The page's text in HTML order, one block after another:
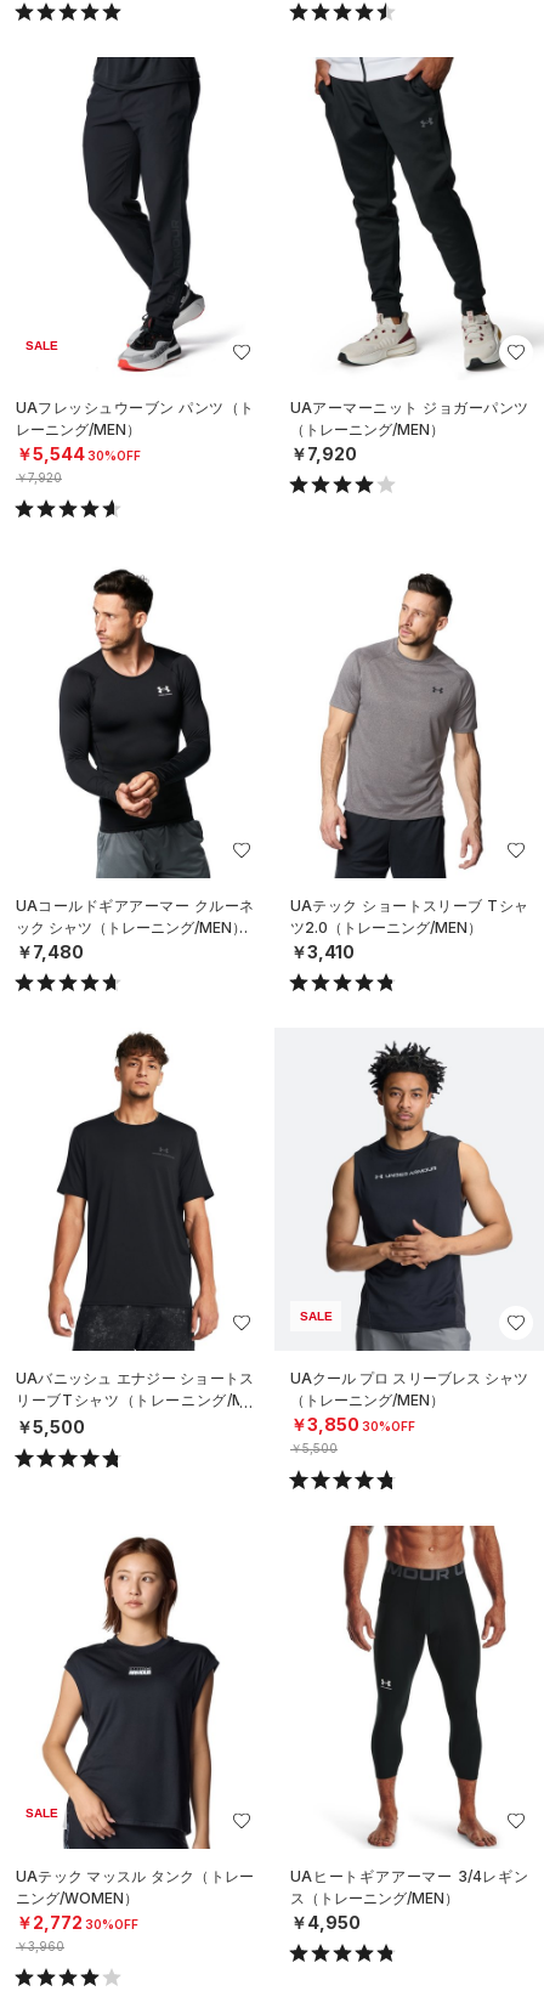
SALE
UAフレッシュウーブン パンツ（ト
レーニング/MEN）
￥5,54430%OFF
￥7,920
UAアーマーニット ジョガーパンツ
（トレーニング/MEN）
￥7,920
UAコールドギアアーマー クルーネ
ック シャツ（トレーニング/MEN）
￥7,480
UAテック ショートスリーブ Tシャ
ツ2.0（トレーニング/MEN）
￥3,410
UAバニッシュ エナジー ショートス
リーブTシャツ（トレーニング/ME
N）
￥5,500
SALE
UAクール プロ スリーブレス シャツ
（トレーニング/MEN）
￥3,850 30%OFF
￥5,500
SALE
UAテック マッスル タンク（トレー
ニング/WOMEN）
￥2,772 30%OFF
￥3,960
UAヒートギアアーマー 3/4レギン
ス（トレーニング/MEN）
￥4,950